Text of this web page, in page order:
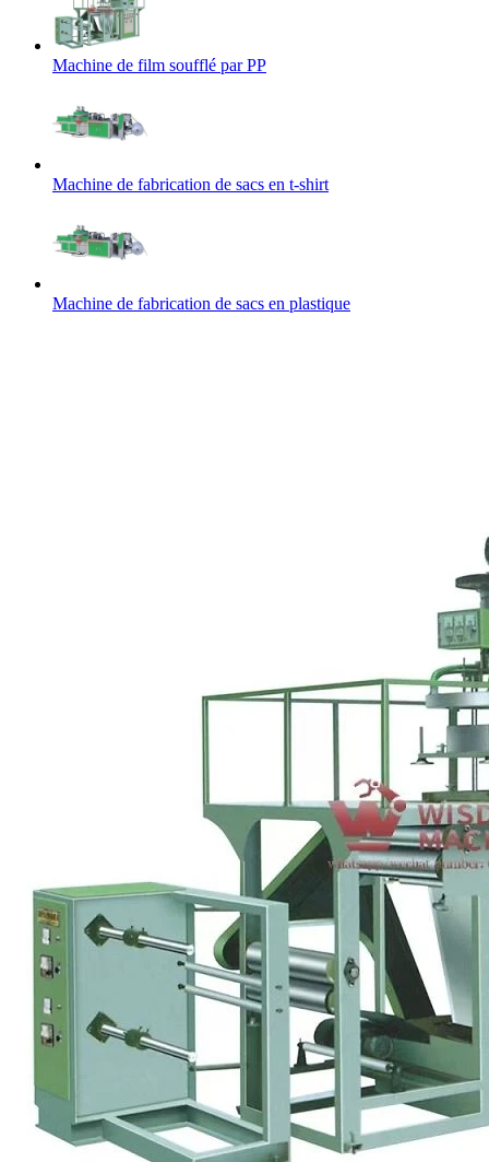
Machine de film soufflé par PP
Machine de fabrication de sacs en t-shirt
Machine de fabrication de sacs en plastique